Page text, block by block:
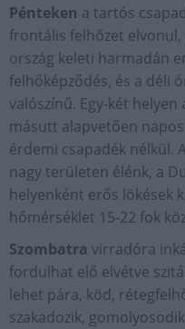
Pénteken a tartós
frontális felhőzet
ország keleti harmadán
felhőképződés, és a déli
valószínű. Egy-két
másutt alapvetően
érdemi csapadék nélkül.
nagy területen élénk, a
helyenként erős lökések
hőmérséklet 15-22 fok
Szombatra virradóra
fordulhat elő elvétve
lehet pára, köd,
szakadozik,